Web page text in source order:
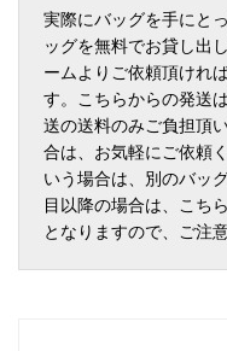
実際にバッグを手にと
ッグを無料でお貸し出
ームよりご依頼頂けれ
す。こちらからの発送
送の送料のみご負担頂
合は、お気軽にご依頼
いう場合は、別のバッ
目以降の場合は、こち
となりますので、ご注